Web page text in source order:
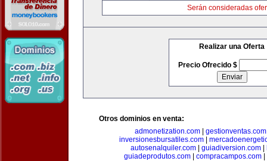
Serán consideradas
Realizar una Oferta
Precio Ofrecido $
Otros dominios en venta:
admonetization.com| gestionventas.com
inversionesbursatiles.com|
autosenalquiler.com| guiadiversion.com|
guiadeprodutos.com| compracampos.com|